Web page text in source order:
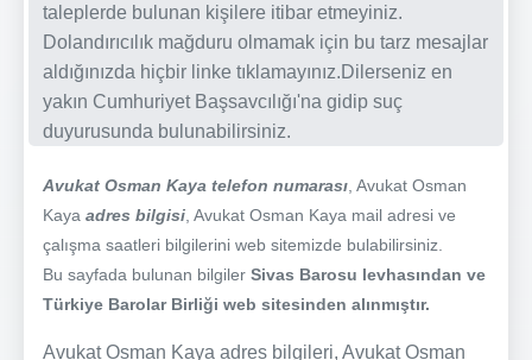
taleplerde bulunan kişilere itibar etmeyiniz.
Dolandırıcılık mağduru olmamak için bu tarz mesajlar
aldığınızda hiçbir linke tıklamayınız.Dilerseniz en
yakın Cumhuriyet Başsavcılığı'na gidip suç
duyurusunda bulunabilirsiniz.
Avukat Osman Kaya telefon numarası , Avukat Osman
Kaya adres bilgisi , Avukat Osman Kaya mail adresi ve
çalışma saatleri bilgilerini web sitemizde bulabilirsiniz.
Bu sayfada bulunan bilgiler Sivas Barosu levhasından ve
Türkiye Barolar Birliği web sitesinden alınmıştır.
Avukat Osman Kaya adres bilgileri, Avukat Osman